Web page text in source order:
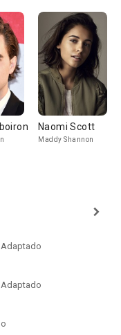
Naomi Scott
Maddy Shannon
Adaptado
Adaptado